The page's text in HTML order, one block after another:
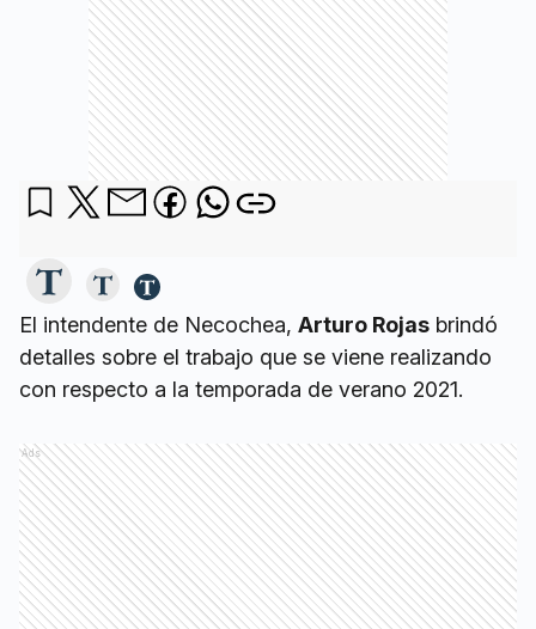
El intendente de Necochea, Arturo Rojas brindó
detalles sobre el trabajo que se viene realizando
con respecto a la temporada de verano 2021.
Ads